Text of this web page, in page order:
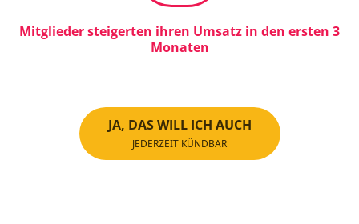
Mitglieder steigerten ihren Umsatz in den ersten 3
Monaten
JA, DAS WILL ICH AUCH
JEDERZEIT KÜNDBAR